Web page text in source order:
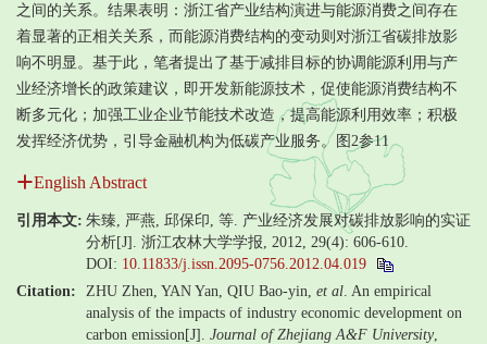
之间的关系。结果表明：浙江省产业结构演进与能源消费之间存在
着显著的正相关关系，而能源消费结构的变动则对浙江省碳排放影
响不明显。基于此，笔者提出了基于减排目标的协调能源利用与产
业经济增长的政策建议，即开发新能源技术，促使能源消费结构不
断多元化；加强工业企业节能技术改造，提高能源利用效率；积极
发挥经济优势，引导金融机构为低碳产业服务。图2参11
English Abstract
引用本文: 朱臻, 严燕, 邱保印, 等. 产业经济发展对碳排放影响的实证
分析[J]. 浙江农林大学学报, 2012, 29(4): 606-610.
DOI: 10.11833/j.issn.2095-0756.2012.04.019
Citation:
ZHU Zhen, YAN Yan, QIU Bao-yin, et al . An empirical
analysis of the impacts of industry economic development on
carbon emission[J]. Journal of Zhejiang A&F University,